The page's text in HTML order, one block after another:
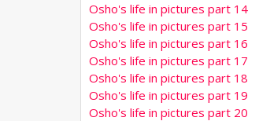
Osho's life in pictures part 14
Osho's life in pictures part 15
Osho's life in pictures part 16
Osho's life in pictures part 17
Osho's life in pictures part 18
Osho's life in pictures part 19
Osho's life in pictures part 20